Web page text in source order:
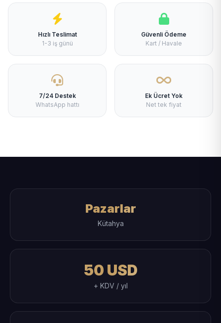
Hızlı Teslimat
1-3 iş günü
Güvenli Ödeme
Kart / Havale
7/24 Destek
WhatsApp hattı
Ek Ücret Yok
Net tek fiyat
Pazarlar
Kütahya
50 USD
+ KDV / yıl